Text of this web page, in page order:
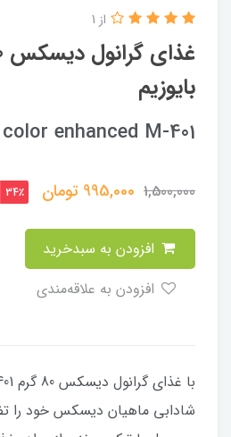
بایوزیم
از 1
enhanced M-401
1,500,000
995,000 تومان 34٪
شادابی ماهیان دیسکس خود را